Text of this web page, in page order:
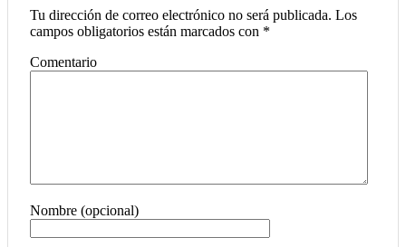
Tu dirección de correo electrónico no será publicada. Los
campos obligatorios están marcados con *
Comentario
Nombre (opcional)